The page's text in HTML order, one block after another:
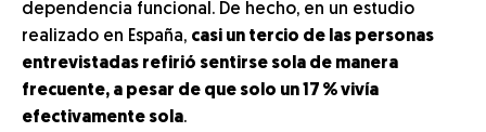
dependencia funcional. De hecho, en un estudio
realizado en España, casi un tercio de las personas
entrevistadas refirió sentirse sola de manera
frecuente, a pesar de que solo un 17 % vivía
efectivamente sola.